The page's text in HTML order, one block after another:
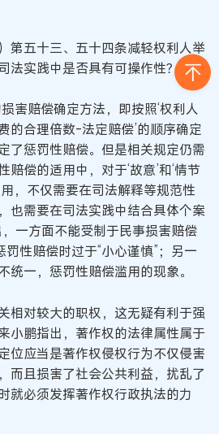
第五十三、五十四条减轻权利人举
法实践中是否具有可操作性？
害赔偿确定方法，即按照‘权利人
的合理倍数-法定赔偿’的顺序确定
了惩罚性赔偿。但是相关规定仍需
偿的适用中，对于‘故意’和‘情节
，不仅需要在司法解释等规范性
也需要在司法实践中结合具体个案
一方面不能受制于民事损害赔偿
罚性赔偿时过于“小心谨慎”；另一
统一，惩罚性赔偿滥用的现象。
相对较大的职权，这无疑有利于强
小鹏指出，著作权的法律属性属于
位应当是著作权侵权行为不仅侵害
而且损害了社会公共利益，扰乱了
就必须发挥著作权行政执法的力